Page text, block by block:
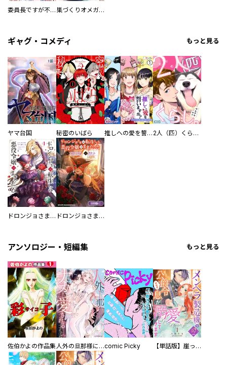
委員長ですが不良になるほど恋してます！ 巣づくりオメガバース
ギャグ・コメディ もっと見る
ヤマ台国 秘密のいばら 推しへの愛を誓いますか？～アラサー女子、推しは逃げぬが人生逃げる～ 2人（匹）くらし。
ドロンジョさまは転生しても悪役令嬢のままだった ドロンジョさまは転生しても悪役令嬢のままだった【分冊版】
アンソロジー・短編集 もっと見る
佐伯かよの作品集 人外の旦那様に娶られ毎晩ナカまで愛される…。アンソロジーcomic Picky 【単話版】崖っぷち令嬢ですが、意地と策略で幸せになります！シリーズ